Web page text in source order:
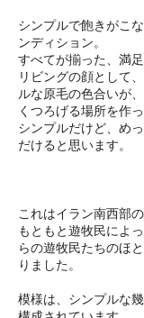
シンプルで飽きがこ
ンディション。
すべてが揃った、満
リビングの顔として
ルな原毛の色合いが
くつろげる場所を作
シンプルだけど、め
だけると思います。
これはイラン南西部
もともと遊牧民によ
らの遊牧民たちのほ
りました。
模様は、シンプルな